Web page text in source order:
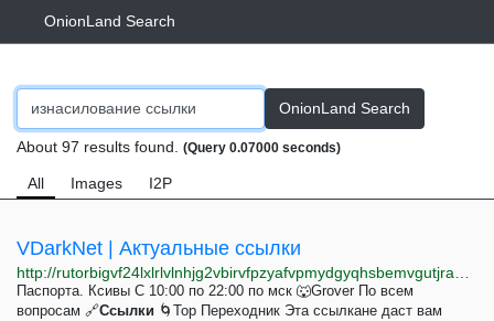
OnionLand Search
OnionLand Search
About 97 results found. (Query 0.07000 seconds)
All Images I2P
VDarkNet | Актуальные ссылки
Паспорта. Ксивы С 10:00 по 22:00 по мск 🐺Grover По всем
вопросам 🔗Ссылки 🌀Тор Переходник Эта ссылкане даст вам